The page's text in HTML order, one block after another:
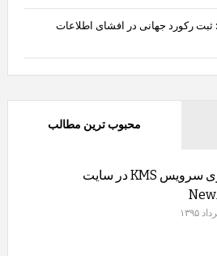
ثبت رکورد جهانی در افشای اطلاعات
محبوب ترین مطالب
راه اندازی سرویس KMS در سایت